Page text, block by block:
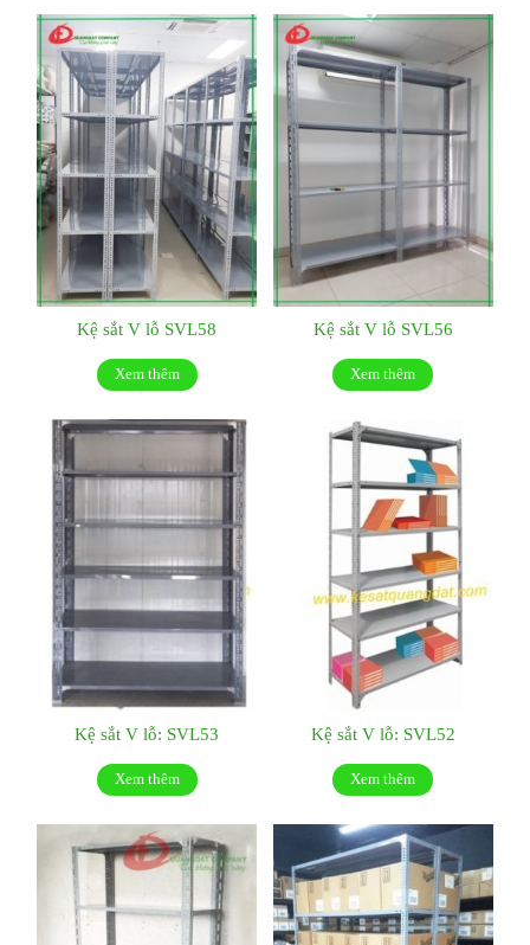
Kệ sắt V lỗ SVL58
Xem thêm
Kệ sắt V lỗ SVL56
Xem thêm
Kệ sắt V lỗ: SVL53
Xem thêm
Kệ sắt V lỗ: SVL52
Xem thêm